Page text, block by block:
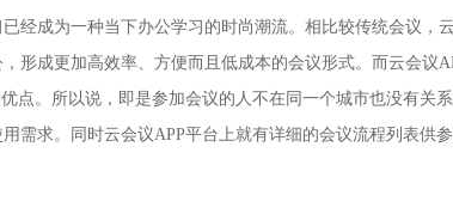
经成为一种当下办公学习的时尚潮流。相比较传统会议，
形成更加高效率、方便而且低成本的会议形式。而云会议
点。所以说，即是参加会议的人不在同一个城市也没有关
需求。同时云会议APP平台上就有详细的会议流程列表供